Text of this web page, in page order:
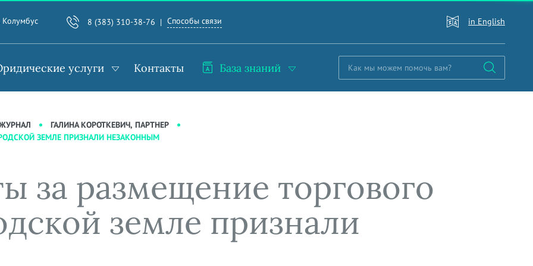
Колумбус 8 (383) 310-38-76 Способы связи in English
услуги Контакты База знаний
ГАЛИНА КОРОТКЕВИЧ, ПАРТНЕР
ЗЕМЛЕ ПРИЗНАЛИ НЕЗАКОННЫМ
за размещение торгового
земле признали